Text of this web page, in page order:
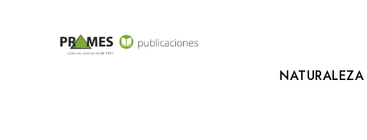
NATURALEZA